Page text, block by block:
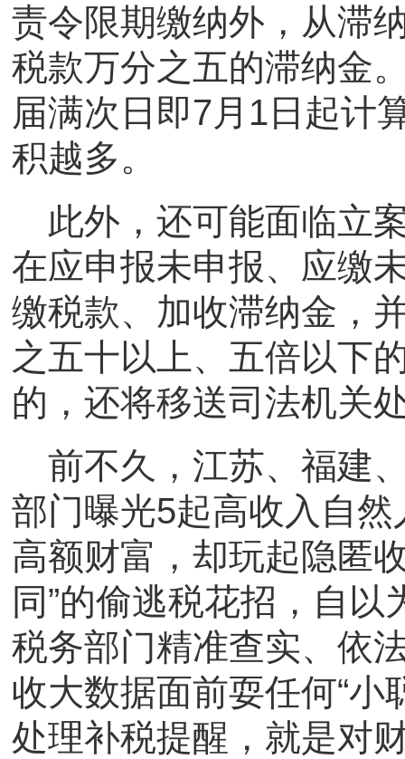
责令限期缴纳外，从滞
税款万分之五的滞纳金
届满次日即7月1日起计
积越多。
此外，还可能面临立
在应申报未申报、应缴
缴税款、加收滞纳金，
之五十以上、五倍以下
的，还将移送司法机关
前不久，江苏、福建
部门曝光5起高收入自
高额财富，却玩起隐匿
同”的偷逃税花招，自
税务部门精准查实、依
收大数据面前耍任何“小
处理补税提醒，就是对